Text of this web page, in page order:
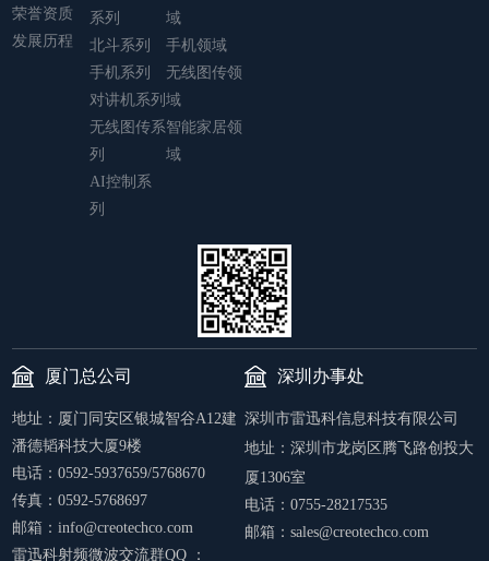
荣誉资质
发展历程
系列
北斗系列
手机系列
对讲机系列
无线图传系
列
AI控制系
列
域
手机领域
无线图传领
域
智能家居领
域
厦门总公司
地址：厦门同安区银城智谷A12建
潘德韬科技大厦9楼
电话：0592-5937659/5768670
传真：0592-5768697
邮箱：info@creotechco.com
雷迅科射频微波交流群QQ ：
深圳办事处
深圳市雷迅科信息科技有限公司
地址： 深圳市龙岗区腾飞路创投大
厦1306室
电话：0755-28217535
邮箱：sales@creotechco.com